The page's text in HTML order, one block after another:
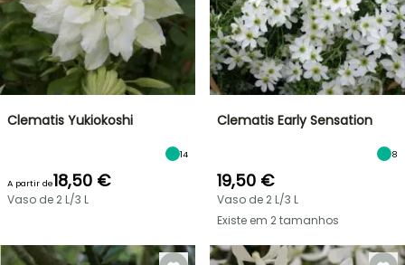
Clematis Yukiokoshi
14
A partir de18,50 €
Vaso de 2 L/3 L
Clematis Early Sensation
8
19,50 €
Vaso de 2 L/3 L
Existe em 2 tamanhos